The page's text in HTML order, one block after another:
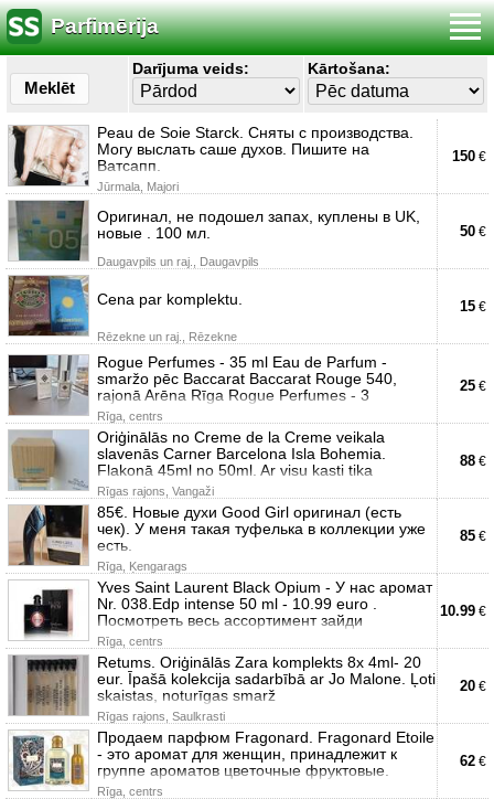
Parfimērija
Meklēt
Darījuma veids: Kārtošana:
Peau de Soie Starck. Сняты с производства.
Могу выслать саше духов. Пишите на
Ватсапп.
Jūrmala, Majori
150 €
Оригинал, не подошел запах, куплены в UK,
новые . 100 мл.
Daugavpils un raj., Daugavpils
50 €
Cena par komplektu.
Rēzekne un raj., Rēzekne
15 €
Rogue Perfumes - 35 ml Eau de Parfum -
smaržo pēc Baccarat Baccarat Rouge 540,
rajonā Arēna Rīga Rogue Perfumes - 3
Rīga, centrs
25 €
Oriģinālās no Creme de la Creme veikala
slavenās Carner Barcelona Isla Bohemia.
Flakonā 45ml no 50ml. Ar visu kasti tika
Rīgas rajons, Vangaži
88 €
85€. Новые духи Good Girl оригинал (есть
чек). У меня такая туфелька в коллекции уже
есть.
Rīga, Ķengarags
85 €
Yves Saint Laurent Black Opium - У нас аромат
Nr. 038.Edp intense 50 ml - 10.99 euro .
Посмотреть весь ассортимент зайди
Rīga, centrs
10.99 €
Retums. Oriģinālās Zara komplekts 8x 4ml- 20
eur. Īpašā kolekcija sadarbībā ar Jo Malone. Ļoti
skaistas, noturīgas smarž
Rīgas rajons, Saulkrasti
20 €
Продаем парфюм Fragonard. Fragonard Etoile
- это аромат для женщин, принадлежит к
группе ароматов цветочные фруктовые.
Rīga, centrs
62 €